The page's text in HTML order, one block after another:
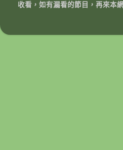
收看，如有漏看的節目，再來本